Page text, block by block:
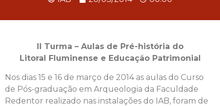
II Turma – Aulas de Pré-história do
Litoral Fluminense e Educação Patrimonial
Nos dias 15 e 16 de março de 2014 as aulas do Curso
de Pós-graduação em Arqueologia da Faculdade
Redentor realizado nas instalações do IAB, foram de